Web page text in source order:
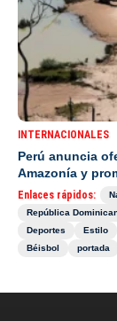
INTERNACIONALES
Perú anuncia
Amazonía y
Enlaces rápidos:
República
Deportes
Estilo
Béisbol
portada